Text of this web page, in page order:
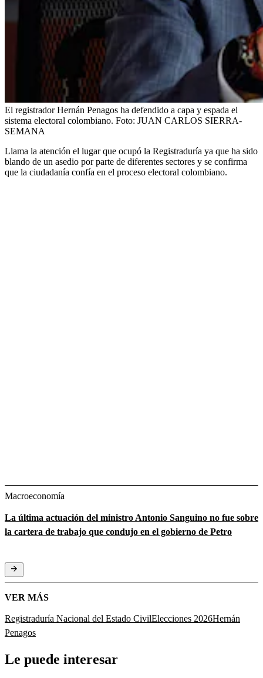
El registrador Hernán Penagos ha defendido a capa y espada el
sistema electoral colombiano. Foto: JUAN CARLOS SIERRA-
SEMANA
Llama la atención el lugar que ocupó la Registraduría ya que ha sido
blando de un asedio por parte de diferentes sectores y se confirma
que la ciudadanía confía en el proceso electoral colombiano.
Macroeconomía
La última actuación del ministro Antonio Sanguino no fue sobre
la cartera de trabajo que condujo en el gobierno de Petro
VER MÁS
Registraduría Nacional del Estado CivilElecciones 2026Hernán
Penagos
Le puede interesar